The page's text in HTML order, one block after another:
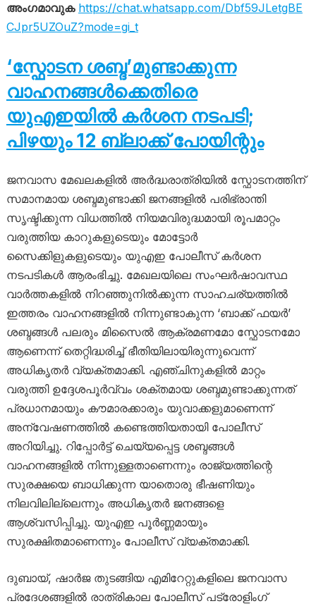
അംഗമാവുക https://chat.whatsapp.com/Dbf59JLetgBE
CJpr5UZOuZ?mode=gi_t
‘സ്ഫോടന ശബ്ദ’മുണ്ടാക്കുന്ന
വാഹനങ്ങൾക്കെതിരെ
യുഎഇയിൽ കർശന നടപടി;
പിഴയും 12 ബ്ലാക്ക് പോയിന്റും
ജനവാസ മേഖലകളിൽ അർദ്ധരാത്രിയിൽ സ്ഫോടനത്തിന്
സമാനമായ ശബ്ദമുണ്ടാക്കി ജനങ്ങളിൽ പരിഭ്രാന്തി
സൃഷ്ടിക്കുന്ന വിധത്തിൽ നിയമവിരുദ്ധമായി രൂപമാറ്റം
വരുത്തിയ കാറുകളുടെയും മോട്ടോർ
സൈക്കിളുകളുടെയും യുഎഇ പോലീസ് കർശന
നടപടികൾ ആരംഭിച്ചു. മേഖലയിലെ സംഘർഷാവസ്ഥ
വാർത്തകളിൽ നിറഞ്ഞുനിൽക്കുന്ന സാഹചര്യത്തിൽ
ഇത്തരം വാഹനങ്ങളിൽ നിന്നുണ്ടാകുന്ന ‘ബാക്ക് ഫയർ’
ശബ്ദങ്ങൾ പലരും മിസൈൽ ആക്രമണമോ സ്ഫോടനമോ
ആണെന്ന് തെറ്റിദ്ധരിച്ച് ഭീതിയിലായിരുന്നുവെന്ന്
അധികൃതർ വ്യക്തമാക്കി. എഞ്ചിനുകളിൽ മാറ്റം
വരുത്തി ഉദ്ദേശപൂർവ്വം ശക്തമായ ശബ്ദമുണ്ടാക്കുന്നത്
പ്രധാനമായും കൗമാരക്കാരും യുവാക്കളുമാണെന്ന്
അന്വേഷണത്തിൽ കണ്ടെത്തിയതായി പോലീസ്
അറിയിച്ചു. റിപ്പോർട്ട് ചെയ്യപ്പെട്ട ശബ്ദങ്ങൾ
വാഹനങ്ങളിൽ നിന്നുള്ളതാണെന്നും രാജ്യത്തിന്റെ
സുരക്ഷയെ ബാധിക്കുന്ന യാതൊരു ഭീഷണിയും
നിലവിലില്ലെന്നും അധികൃതർ ജനങ്ങളെ
ആശ്വസിപ്പിച്ചു. യുഎഇ പൂർണ്ണമായും
സുരക്ഷിതമാണെന്നും പോലീസ് വ്യക്തമാക്കി.
ദുബായ്, ഷാർജ തുടങ്ങിയ എമിറേറ്റുകളിലെ ജനവാസ
പ്രദേശങ്ങളിൽ രാത്രികാല പോലീസ് പട്രോളിംഗ്